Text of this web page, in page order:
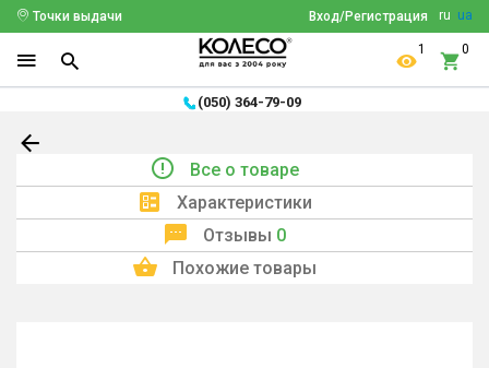
ru ua
Вход/Регистрация
Точки выдачи
1 0
(050) 364-79-09
Все о товаре
Характеристики
Отзывы 0
Похожие товары